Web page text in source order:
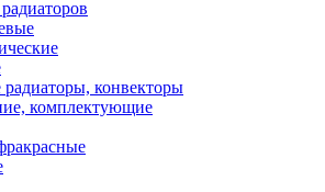
конвекторы
комплектующие